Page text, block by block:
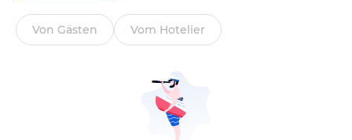
Von Gästen Vom Hotelier